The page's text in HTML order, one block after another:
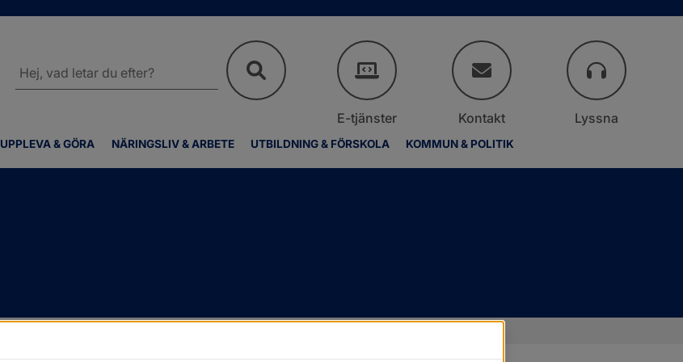
UPPLEVA & GÖRA NÄRINGSLIV & ARBETE UTBILDNING & FÖRSKOLA KOMMUN & POLITIK
webbplatsen
E-tjänster Kontakt Lyssna